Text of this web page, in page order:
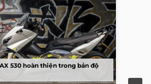
530 hoàn thiện trong bản độ